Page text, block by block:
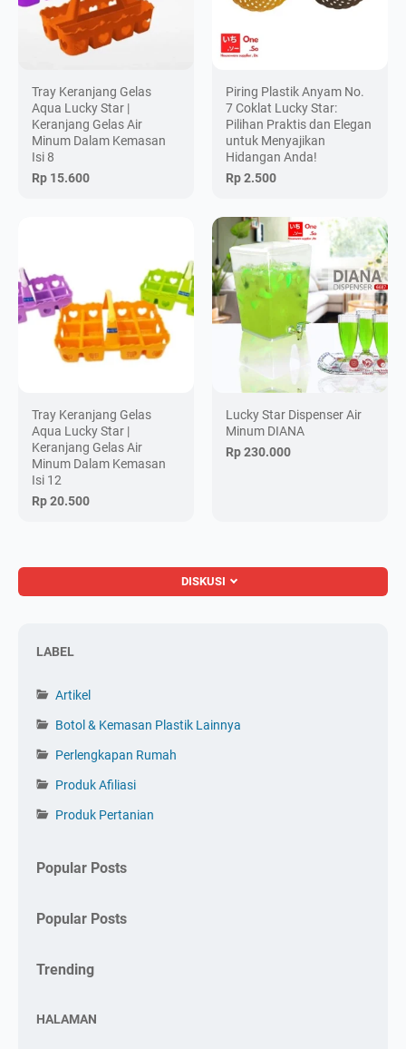
Tray Keranjang Gelas
Aqua Lucky Star |
Keranjang Gelas Air
Minum Dalam Kemasan
Isi 8
Rp 15.600
Piring Plastik Anyam No.
7 Coklat Lucky Star:
Pilihan Praktis dan Elegan
untuk Menyajikan
Hidangan Anda!
Rp 2.500
Tray Keranjang Gelas
Aqua Lucky Star |
Keranjang Gelas Air
Minum Dalam Kemasan
Isi 12
Rp 20.500
Lucky Star Dispenser Air
Minum DIANA
Rp 230.000
DISKUSI
LABEL
Artikel
Botol & Kemasan Plastik Lainnya
Perlengkapan Rumah
Produk Afiliasi
Produk Pertanian
Popular Posts
Popular Posts
Trending
HALAMAN